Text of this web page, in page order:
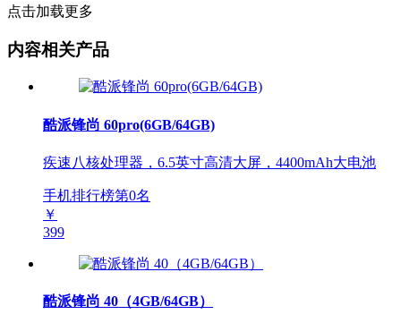
点击加载更多
内容相关产品
酷派锋尚 60pro(6GB/64GB)
疾速八核处理器，6.5英寸高清大屏，4400mAh大电池
手机排行榜第0名
￥
399
酷派锋尚 40（4GB/64GB）